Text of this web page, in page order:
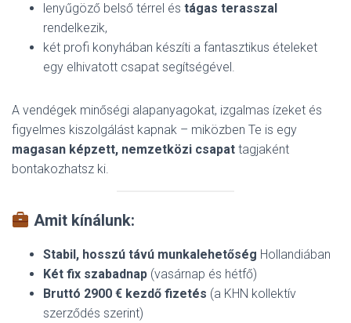
lenyűgöző belső térrel és tágas terasszal
rendelkezik,
két profi konyhában készíti a fantasztikus ételeket
egy elhivatott csapat segítségével.
A vendégek minőségi alapanyagokat, izgalmas ízeket és
figyelmes kiszolgálást kapnak – miközben Te is egy
magasan képzett, nemzetközi csapat tagjaként
bontakozhatsz ki.
Amit kínálunk:
Stabil, hosszú távú munkalehetőség Hollandiában
Két fix szabadnap (vasárnap és hétfő)
Bruttó 2900 € kezdő fizetés (a KHN kollektív
szerződés szerint)